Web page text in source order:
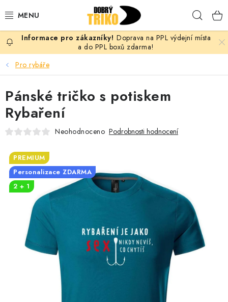
na
PRO ŽENY
PRO MUŽE
PRO DĚTI
DOPLŇKY
PRO PÁRY
VLASTNÍ MOTIV
TRIČKA
MIKINY
OKAMŽITĚ K ODBĚRU
Doprava na PPL výdejní místa
a do PPL boxů zdarma!
Pro rybáře
Pánské tričko s potiskem
Rybaření
Neohodnoceno Podrobnosti hodnocení
PREMIUM
Personalizace ZDARMA
2 + 1